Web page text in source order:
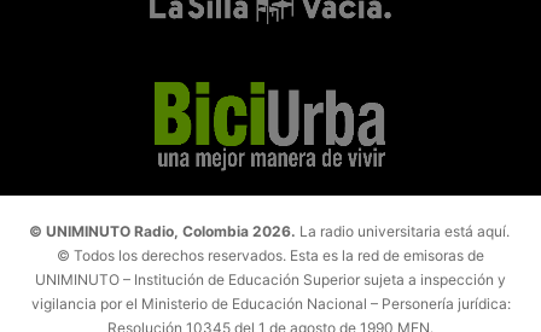
© UNIMINUTO Radio, Colombia 2026. La radio universitaria está aquí.
© Todos los derechos reservados. Esta es la red de emisoras de
UNIMINUTO – Institución de Educación Superior sujeta a inspección y
vigilancia por el Ministerio de Educación Nacional – Personería jurídica:
Resolución 10345 del 1 de agosto de 1990 MEN.